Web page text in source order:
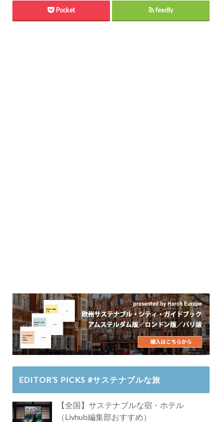
Pocket feedly
EDITOR’S PICKS #サステナブルな旅
【全国】サステナブルな宿・ホテル
（Livhub編集部おすすめ）